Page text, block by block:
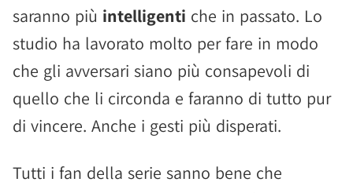
saranno più intelligenti che in passato. Lo
studio ha lavorato molto per fare in modo
che gli avversari siano più consapevoli di
quello che li circonda e faranno di tutto pur
di vincere. Anche i gesti più disperati.
Tutti i fan della serie sanno bene che